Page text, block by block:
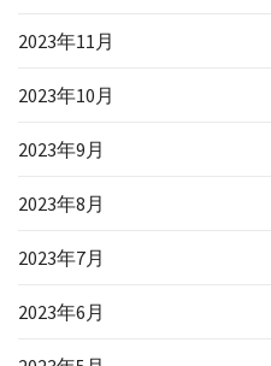
2023年11月
2023年10月
2023年9月
2023年8月
2023年7月
2023年6月